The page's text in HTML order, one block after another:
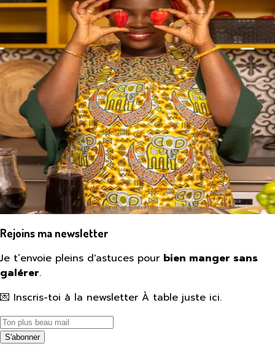
Rejoins ma newsletter
Je t’envoie pleins d'astuces pour bien manger sans
galérer.
💌 Inscris-toi à la newsletter À table juste ici.
S'abonner